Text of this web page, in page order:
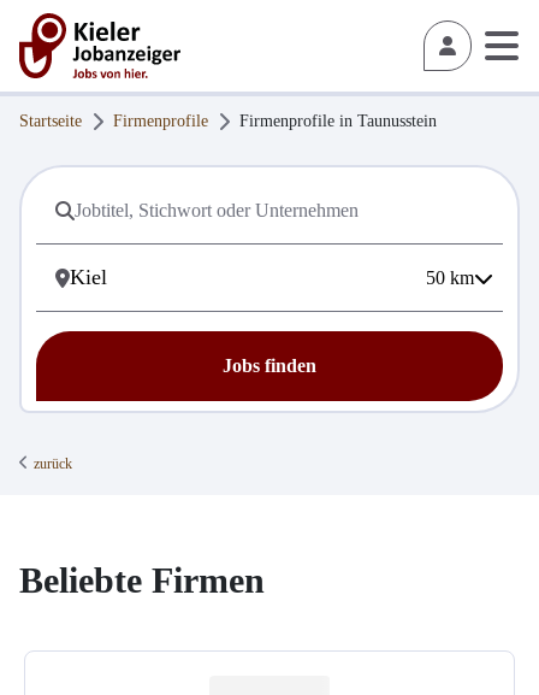
Startseite Firmenprofile Firmenprofile in Taunusstein
50 km
Jobs finden
zurück
Beliebte Firmen